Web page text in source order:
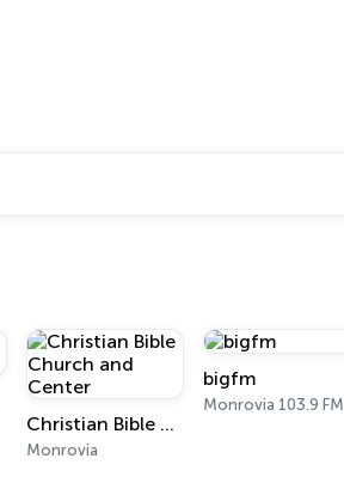
Christian Bible Church and Center
Monrovia
bigfm
Monrovia 103.9 FM